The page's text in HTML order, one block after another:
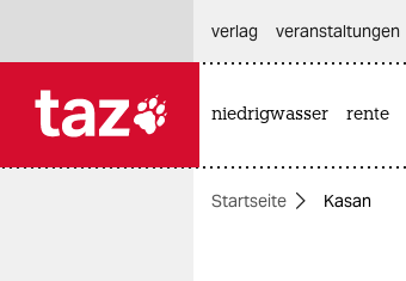
themen
verlag
veranstaltungen
niedrigwasser rente
Startseite Kasan